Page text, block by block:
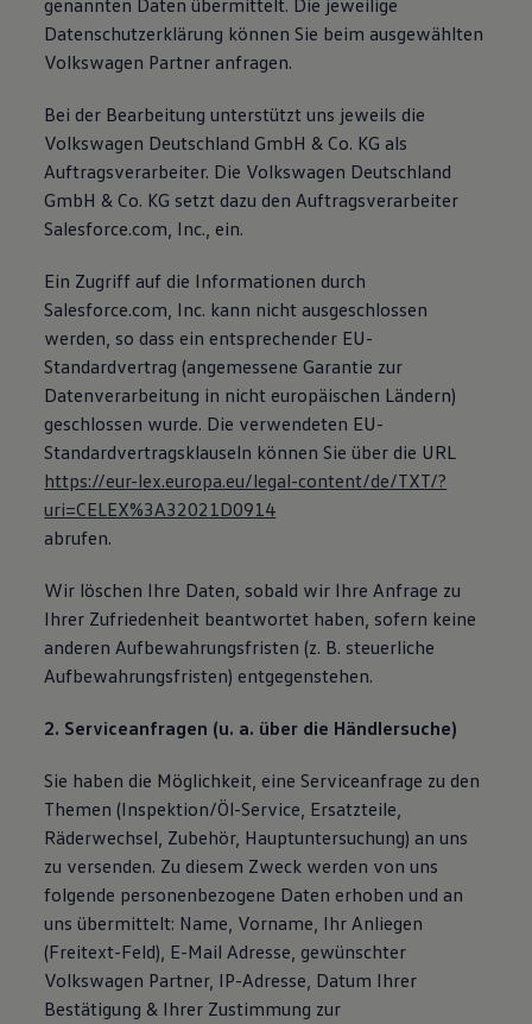
Fahrzeugabholung ab Werk
Uptime
genannten Daten übermittelt. Die jeweilige
Datenschutzerklärung können Sie beim ausgewählten
Volkswagen Partner anfragen.
Bei der Bearbeitung unterstützt uns jeweils die
Volkswagen Deutschland GmbH & Co. KG als
Auftragsverarbeiter. Die Volkswagen Deutschland
GmbH & Co. KG setzt dazu den Auftragsverarbeiter
Salesforce.com, Inc., ein.
Ein Zugriff auf die Informationen durch
Salesforce.com, Inc. kann nicht ausgeschlossen
werden, so dass ein entsprechender EU-
Standardvertrag (angemessene Garantie zur
Datenverarbeitung in nicht europäischen Ländern)
geschlossen wurde. Die verwendeten EU-
Standardvertragsklauseln können Sie über die URL
https://eur-lex.europa.eu/legal-content/de/TXT/?
uri=CELEX%3A32021D0914
abrufen.
Wir löschen Ihre Daten, sobald wir Ihre Anfrage zu
Ihrer Zufriedenheit beantwortet haben, sofern keine
anderen Aufbewahrungsfristen (z. B. steuerliche
Aufbewahrungsfristen) entgegenstehen.
2. Serviceanfragen (u. a. über die Händlersuche)
Sie haben die Möglichkeit, eine Serviceanfrage zu den
Themen (Inspektion/Öl-Service, Ersatzteile,
Räderwechsel, Zubehör, Hauptuntersuchung) an uns
zu versenden. Zu diesem Zweck werden von uns
folgende personenbezogene Daten erhoben und an
uns übermittelt: Name, Vorname, Ihr Anliegen
(Freitext-Feld), E-Mail Adresse, gewünschter
Volkswagen Partner, IP-Adresse, Datum Ihrer
Bestätigung & Ihrer Zustimmung zur